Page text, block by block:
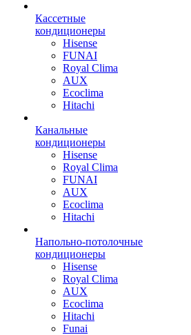
Кассетные
кондиционеры
Hisense
FUNAI
Royal Clima
AUX
Ecoclima
Hitachi
Канальные
кондиционеры
Hisense
Royal Clima
FUNAI
AUX
Ecoclima
Hitachi
Напольно-потолочные
кондиционеры
Hisense
Royal Clima
AUX
Ecoclima
Hitachi
Funai